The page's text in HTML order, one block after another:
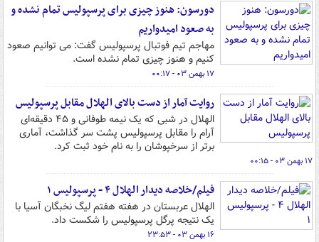
دورسون: هنوز چیزی برای پرسپولیس تمام نشده و
به صعود امیدواریم
مهاجم تیم فوتبال پرسپولیس گفت: می توانیم صعود
کنیم و هنوز چیزی تمام نشده است.
۱۷ بهمن ۰۳ - ۰۰:۱۷
روایت آمار از دست بالای الهلال مقابل پرسپولیس
الهلال در شبی که یک نیمه طوفانی و ۴۵ دقیقه‌ای
آرام را مقابل پرسپولیس پشت سر گذاشت، آماری
برتر از سرخپوشان را به نام خود ثبت کرد.
۱۷ بهمن ۰۳ - ۰۰:۱۵
فیلم/خلاصه دیدار الهلال ۴ - پرسپولیس ۱
الهلال عربستان در هفته هفتم لیگ نخبگان آسیا با
یک نتیجه پرگل پرسپولیس را شکست داد.
۱۶ بهمن ۰۳ - ۲۳:۵۳